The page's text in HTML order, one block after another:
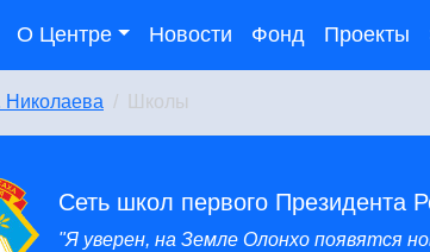
О Центре Новости Фонд Проекты
Школы
Сеть школ первого Президента
"Я уверен, на Земле Олонхо появятся